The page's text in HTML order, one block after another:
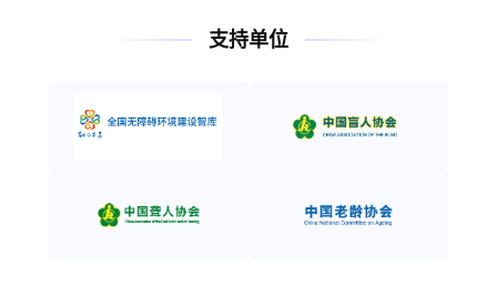
支持单位